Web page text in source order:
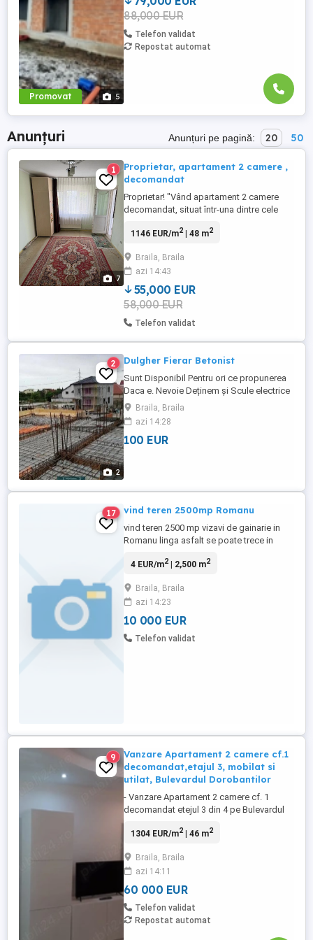
Promovat 5
88,000 EUR
Telefon validat
Repostat automat
Anunțuri Anunțuri pe pagină: 20 50
7
1
Proprietar, apartament 2 camere ,
decomandat
Proprietar! "Vând apartament 2 camere
decomandat, situat într-una dintre cele
Compartimentare excelentă, ideal pentru
aproape de școli, magazine și mijloace de
transport. Preț: 55.000 negociabil."
1146 EUR/m2| 48 m2
Braila, Braila
azi 14:43
55,000 EUR
58,000 EUR
Telefon validat
2
2 Dulgher Fierar Betonist
Sunt Disponibil Pentru ori ce propunerea
Daca e. Nevoie Deținem și Scule electrice
profesionale pentru a executa ori cu
lucrare la Gata și în Particular De A la Z Si
la Cerere Clientului Direct pe poziție la fata
Dacă e Cazu Constructii Civile si
Braila, Braila
azi 14:28
100 EUR
17 vind teren 2500mp Romanu
vind teren 2500 mp vizavi de gainarie in
Romanu linga asfalt se poate trece in
strada si curent electric., suprafata totala:
4 EUR/m2| 2,500 m2
Braila, Braila
azi 14:23
10 000 EUR
Telefon validat
9
Vanzare Apartament 2 camere cf.1
decomandat,etajul 3, mobilat si
utilat, Bulevardul Dorobantilor
- Vanzare Apartament 2 camere cf. 1
decomandat etejul 3 din 4 pe Bulevardul
+ balcon de .2.5.,ml. mobilat si utilat asa
tamplarie pvc cu geam termopan la
ferestre + balconul, faianta, gresie,
parchet, usa metalica la intrare, ...
1304 EUR/m2| 46 m2
Braila, Braila
azi 14:11
60 000 EUR
Telefon validat
Repostat automat